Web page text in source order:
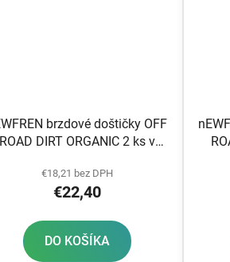
brzdové doštičky OFF
ROAD DIRT ORGANIC 2 ks v
€18,21 bez DPH
€22,40
DO KOŠÍKA